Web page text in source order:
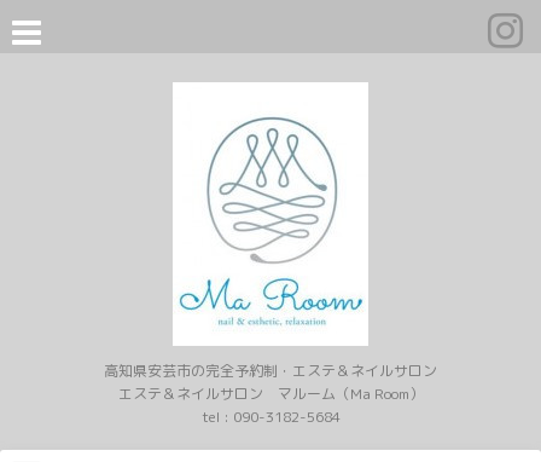
高知県安芸市の完全予約制・エステ＆ネイルサロン
エステ＆ネイルサロン マルーム（Ma Room）
tel : 090-3182-5684